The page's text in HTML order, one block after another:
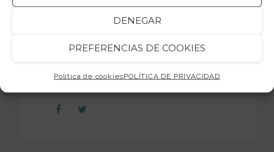
DENEGAR
PREFERENCIAS DE COOKIES
Política de cookiesPOLÍTICA DE PRIVACIDAD
¡Os esperamos!